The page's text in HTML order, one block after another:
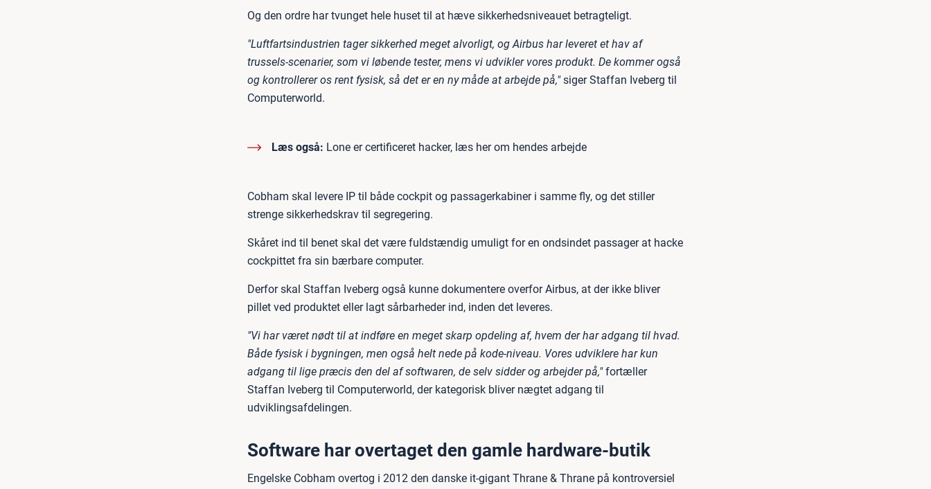
Og den ordre har tvunget hele huset til at hæve sikkerhedsniveauet betragteligt.
"Luftfartsindustrien tager sikkerhed meget alvorligt, og Airbus har leveret et hav af
trussels-scenarier, som vi løbende tester, mens vi udvikler vores produkt. De kommer også
og kontrollerer os rent fysisk, så det er en ny måde at arbejde på,"siger Staffan Iveberg til
Computerworld.
Læs også: Lone er certificeret hacker, læs her om hendes arbejde
Cobham skal levere IP til både cockpit og passagerkabiner i samme fly, og det stiller
strenge sikkerhedskrav til segregering.
Skåret ind til benet skal det være fuldstændig umuligt for en ondsindet passager at hacke
cockpittet fra sin bærbare computer.
Derfor skal Staffan Iveberg også kunne dokumentere overfor Airbus, at der ikke bliver
pillet ved produktet eller lagt sårbarheder ind, inden det leveres.
"Vi har været nødt til at indføre en meget skarp opdeling af, hvem der har adgang til hvad.
Både fysisk i bygningen, men også helt nede på kode-niveau. Vores udviklere har kun
adgang til lige præcis den del af softwaren, de selv sidder og arbejder på,"fortæller
Staffan Iveberg til Computerworld, der kategorisk bliver nægtet adgang til
udviklingsafdelingen.
Software har overtaget den gamle hardware-butik
Engelske Cobham overtog i 2012 den danske it-gigant Thrane & Thrane på kontroversiel